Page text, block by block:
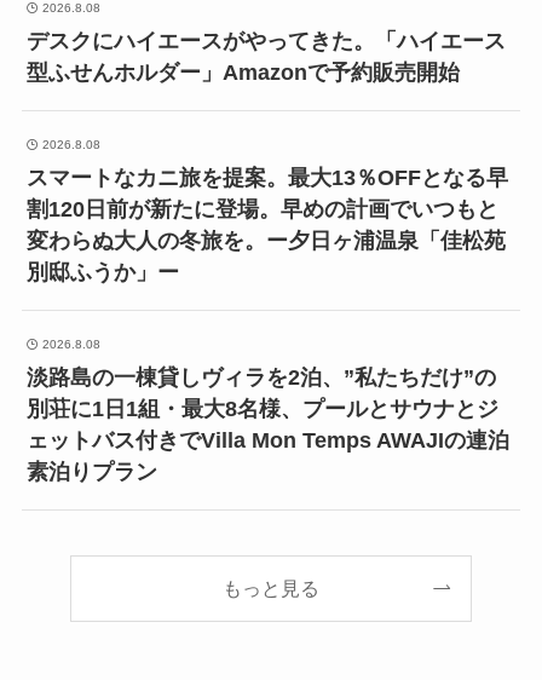
2026.8.08
デスクにハイエースがやってきた。「ハイエース
型ふせんホルダー」Amazonで予約販売開始
2026.8.08
スマートなカニ旅を提案。最大13％OFFとなる早
割120日前が新たに登場。早めの計画でいつもと
変わらぬ大人の冬旅を。ー夕日ヶ浦温泉「佳松苑
別邸ふうか」ー
2026.8.08
淡路島の一棟貸しヴィラを2泊、”私たちだけ”の
別荘に1日1組・最大8名様、プールとサウナとジ
ェットバス付きでVilla Mon Temps AWAJIの連泊
素泊りプラン
もっと見る